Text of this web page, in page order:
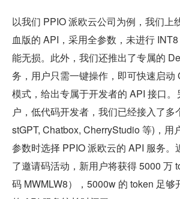
以我们 PPIO 派欧云公司为例，我们上
血版的 API，采用全参数，未进行
能无损。此外，我们还推出了专属的
务，用户只需一键操作，即可快速启动
模式，给出专属于开发者的 API 接口。
户，低代码开发者，我们已经接入了多
stGPT, Chatbox, CherryStudio 等)，用
参数时选择 PPIO 派欧云的 API 服务。
了邀请码活动，新用户将获得 5000 万
码 MWMLW8），5000w 的 token 足够